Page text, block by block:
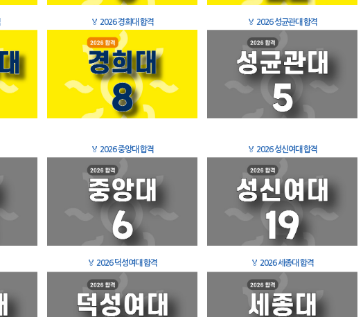
🏅 2026 경희대 합격 🏅 2026 성균관대 합격
🏅 2026 중앙대 합격 🏅 2026 성신여대 합격
🏅 2026 덕성여대 합격 🏅 2026 세종대 합격